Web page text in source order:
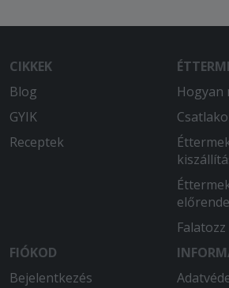
most nem volt jó Gyros!
Nagyon finom volt az
saláta,nagy adagot kaptunk
Az étel finom volt, a futár
CIKKEK
Blog
GYIK
Receptek
Hogyan
FIÓKOD
Bejelentkezés